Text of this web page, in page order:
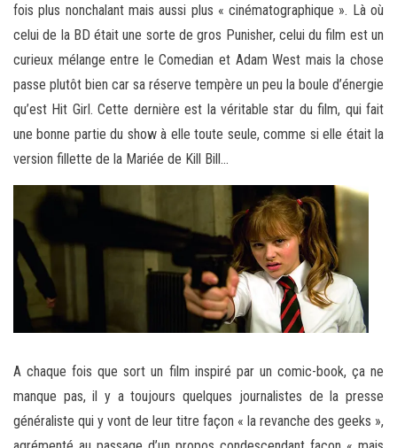
fois plus nonchalant mais aussi plus « cinématographique ». Là où
celui de la BD était une sorte de gros Punisher, celui du film est un
curieux mélange entre le Comedian et Adam West mais la chose
passe plutôt bien car sa réserve tempère un peu la boule d’énergie
qu’est Hit Girl. Cette dernière est la véritable star du film, qui fait
une bonne partie du show à elle toute seule, comme si elle était la
version fillette de la Mariée de Kill Bill…
A chaque fois que sort un film inspiré par un comic-book, ça ne
manque pas, il y a toujours quelques journalistes de la presse
généraliste qui y vont de leur titre façon « la revanche des geeks »,